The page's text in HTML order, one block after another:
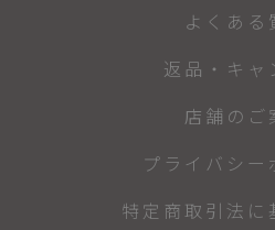
よくある
返品・キャ
店舗のご
プライバシー
特定商取引法に